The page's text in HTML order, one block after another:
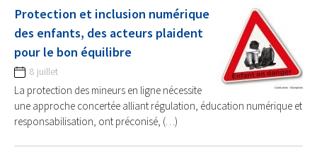
Protection et inclusion numérique
des enfants, des acteurs plaident
pour le bon équilibre
8 juillet
La protection des mineurs en ligne nécessite
une approche concertée alliant régulation, éducation numérique et
responsabilisation, ont préconisé, (…)